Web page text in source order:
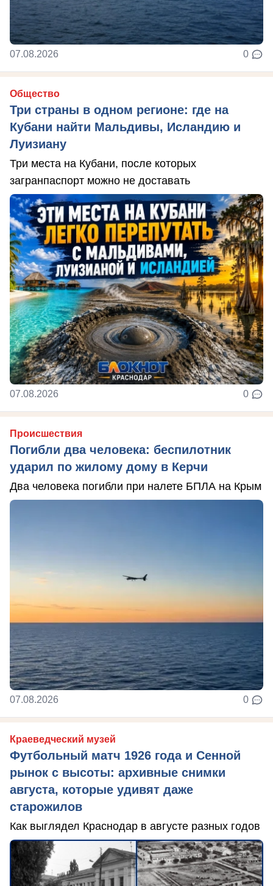
07.08.2026 0
Общество
Три страны в одном регионе: где на
Кубани найти Мальдивы, Исландию и
Луизиану
Три места на Кубани, после которых
загранпаспорт можно не доставать
07.08.2026 0
Происшествия
Погибли два человека: беспилотник
ударил по жилому дому в Керчи
Два человека погибли при налете БПЛА на Крым
07.08.2026 0
Краеведческий музей
Футбольный матч 1926 года и Сенной
рынок с высоты: архивные снимки
августа, которые удивят даже
старожилов
Как выглядел Краснодар в августе разных годов